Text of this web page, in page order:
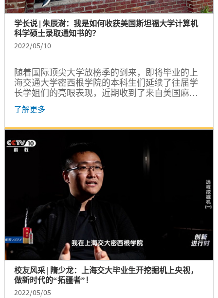
学长说 | 朱辰澍：我是如何收获美国斯坦福大学计算机
科学硕士录取通知书的？
2022/05/10
随着国际顶尖大学放榜季的到来，即将毕业的上
海交通大学密西根学院的本科生们延续了往届学
长学姐们的亮眼表现，近期收到了来自美国麻省
理工学院、斯坦福大学、卡耐基梅隆大学、密西
根大学等知名大学的研究生录取通知书。那么，
别邀请了一些同学来分享他们的经验。本期的嘉
宾是来自密西根学院电子与计算机工程专业大四
的朱辰澍同学。...
了解更多
校友风采 | 隋少龙：上海交大毕业生开挖掘机上央视，
做新时代的“拓疆者”！
2022/05/05